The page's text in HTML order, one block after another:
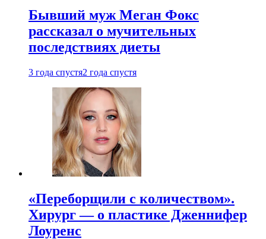
Бывший муж Меган Фокс
рассказал о мучительных
последствиях диеты
3 года спустя2 года спустя
«Переборщили с количеством».
Хирург — о пластике Дженнифер
Лоуренс